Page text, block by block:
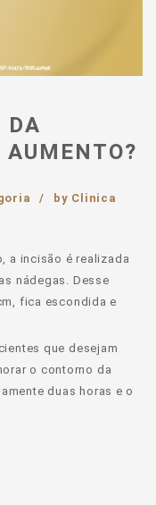
DA
by Clinica
a incisão é realizada
nádegas. Desse
fica escondida e
que desejam
o contorno da
duas horas e o